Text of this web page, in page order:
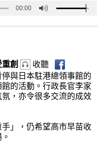
00:00
創
收聽
與日本駐港總領事館的
的活動。行政長官李家
，亦令很多交流的成效
」，仍希望高市早苗收